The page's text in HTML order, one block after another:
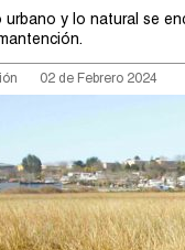
urbano y lo natural se
02 de Febrero 2024